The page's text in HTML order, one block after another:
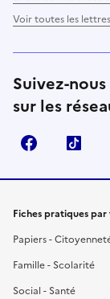
Voir toutes les lettres
Suivez-nous
sur les
Facebook
Fiches pratiques par
Papiers -
Famille - Scolarité
Social - Santé